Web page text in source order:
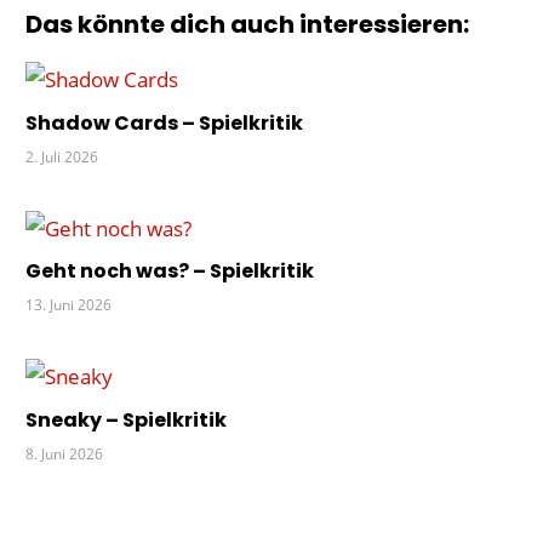
RAUB
Das könnte dich auch interessieren:
Shadow Cards – Spielkritik
2. Juli 2026
Geht noch was? – Spielkritik
13. Juni 2026
Sneaky – Spielkritik
8. Juni 2026